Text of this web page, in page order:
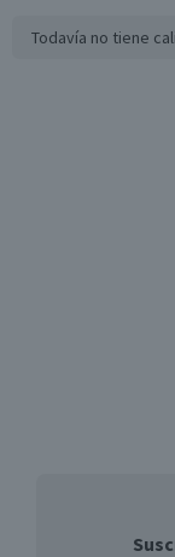
Todavía no tiene